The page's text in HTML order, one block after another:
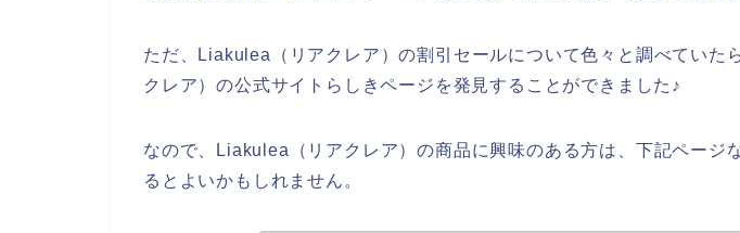
ただ、Liakulea（リアクレア）の割引セールについて色々と調べていた
クレア）の公式サイトらしきページを発見することができました♪
なので、Liakulea（リアクレア）の商品に興味のある方は、下記ページ
るとよいかもしれません。